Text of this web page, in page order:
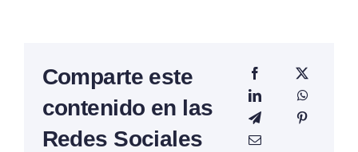
Comparte este
contenido en las
Redes Sociales